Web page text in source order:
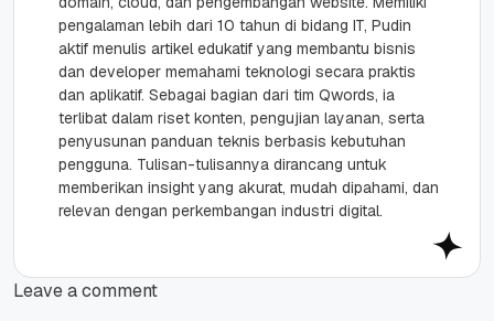
pengalaman lebih dari 10 tahun di bidang IT, Pudin
aktif menulis artikel edukatif yang membantu bisnis
dan developer memahami teknologi secara praktis
dan aplikatif. Sebagai bagian dari tim Qwords, ia
terlibat dalam riset konten, pengujian layanan, serta
penyusunan panduan teknis berbasis kebutuhan
pengguna. Tulisan-tulisannya dirancang untuk
memberikan insight yang akurat, mudah dipahami, dan
relevan dengan perkembangan industri digital.
Leave a comment